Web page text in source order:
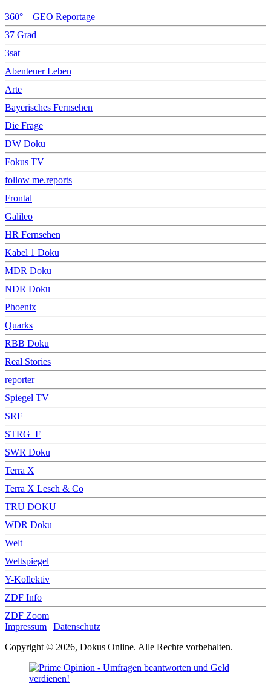
360° – GEO Reportage
37 Grad
3sat
Abenteuer Leben
Arte
Bayerisches Fernsehen
Die Frage
DW Doku
Fokus TV
follow me.reports
Frontal
Galileo
HR Fernsehen
Kabel 1 Doku
MDR Doku
NDR Doku
Phoenix
Quarks
RBB Doku
Real Stories
reporter
Spiegel TV
SRF
STRG_F
SWR Doku
Terra X
Terra X Lesch & Co
TRU DOKU
WDR Doku
Welt
Weltspiegel
Y-Kollektiv
ZDF Info
ZDF Zoom
Impressum | Datenschutz
Copyright © 2026, Dokus Online. Alle Rechte vorbehalten.